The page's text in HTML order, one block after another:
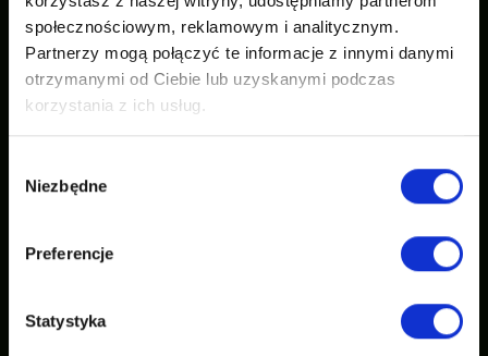
społecznościowym, reklamowym i analitycznym.
Partnerzy mogą połączyć te informacje z innymi danymi
otrzymanymi od Ciebie lub uzyskanymi podczas
korzystania z ich usług.
zgody
Niezbędne
Preferencje
Statystyka